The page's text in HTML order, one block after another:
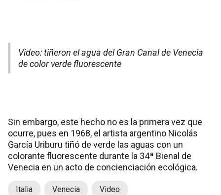
Video: tiñeron el agua del Gran Canal de Venecia
de color verde fluorescente
Sin embargo, este hecho no es la primera vez que
ocurre, pues en 1968, el artista argentino Nicolás
García Uriburu tiñó de verde las aguas con un
colorante fluorescente durante la 34ª Bienal de
Venecia en un acto de concienciación ecológica.
Italia Venecia Video